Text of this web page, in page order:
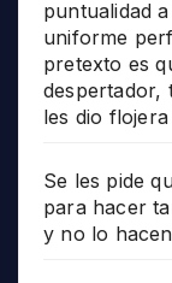
puntualidad
uniforme
pretexto es
despertador,
les dio
Se les pide
para hacer
y no lo